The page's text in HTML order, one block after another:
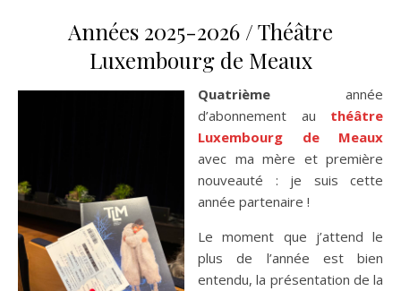
Années 2025-2026 / Théâtre
Luxembourg de Meaux
Quatrième année
d’abonnement au théâtre
Luxembourg de Meaux
avec ma mère et première
nouveauté : je suis cette
année partenaire !
Le moment que j’attend le
plus de l’année est bien
entendu, la présentation de la